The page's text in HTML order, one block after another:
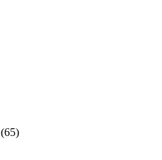
(65)